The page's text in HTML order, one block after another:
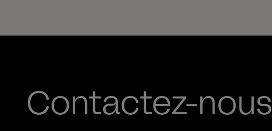
Contactez-nous